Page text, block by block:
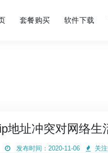
套餐购买 软件下载
ip地址冲突对网络生
发布时间：2020-11-06 关